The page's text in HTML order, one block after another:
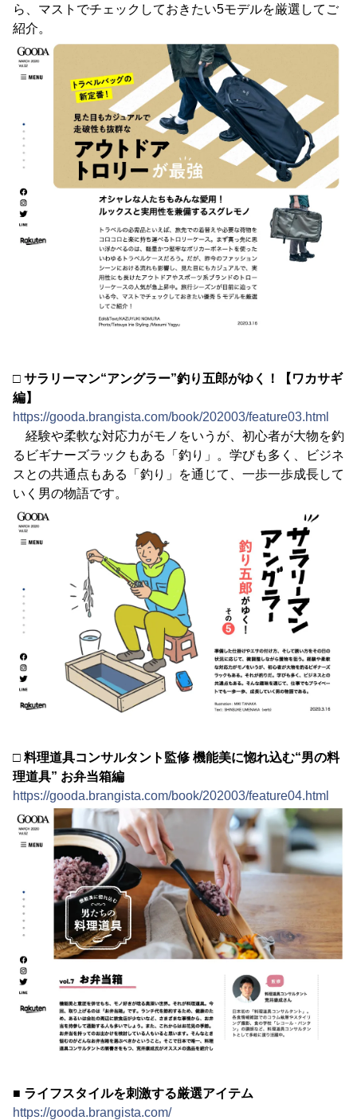
ら、マストでチェックしておきたい5モデルを厳選してご
紹介。
□ サラリーマン“アングラー”釣り五郎がゆく！【ワカサギ
編】
https://gooda.brangista.com/book/202003/feature03.html
経験や柔軟な対応力がモノをいうが、初心者が大物を釣
るビギナーズラックもある「釣り」。学びも多く、ビジネ
スとの共通点もある「釣り」を通じて、一歩一歩成長して
いく男の物語です。
□ 料理道具コンサルタント監修 機能美に惚れ込む“男の料
理道具” お弁当箱編
https://gooda.brangista.com/book/202003/feature04.html
■ ライフスタイルを刺激する厳選アイテム
https://gooda.brangista.com/